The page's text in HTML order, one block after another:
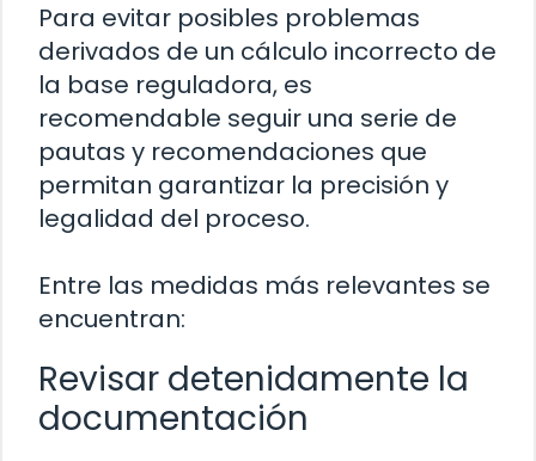
Para evitar posibles problemas
derivados de un cálculo incorrecto de
la base reguladora, es
recomendable seguir una serie de
pautas y recomendaciones que
permitan garantizar la precisión y
legalidad del proceso.
Entre las medidas más relevantes se
encuentran:
Revisar detenidamente la
documentación